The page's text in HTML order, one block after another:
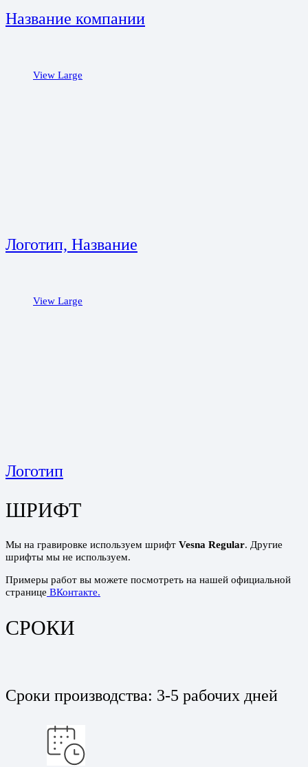
Название компании
View Large
Логотип, Название
View Large
Логотип
ШРИФТ
Мы на гравировке используем шрифт Vesna Regular. Другие
шрифты мы не используем.
Примеры работ вы можете посмотреть на нашей официальной
странице ВКонтакте.
СРОКИ
Сроки производства: 3-5 рабочих дней